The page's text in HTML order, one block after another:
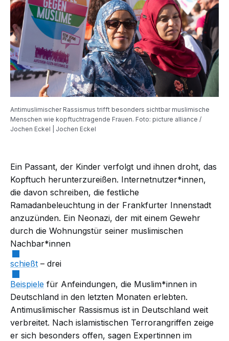
Antimuslimischer Rassismus trifft besonders sichtbar muslimische
Menschen wie kopftuchtragende Frauen. Foto: picture alliance /
Jochen Eckel | Jochen Eckel
Ein Passant, der Kinder verfolgt und ihnen droht, das
Kopftuch herunterzureißen. Internetnutzer*innen,
die davon schreiben, die festliche
Ramadanbeleuchtung in der Frankfurter Innenstadt
anzuzünden. Ein Neonazi, der mit einem Gewehr
durch die Wohnungstür seiner muslimischen
Nachbar*innen
schießt – drei
Beispiele für Anfeindungen, die Muslim*innen in
Deutschland in den letzten Monaten erlebten.
Antimuslimischer Rassismus ist in Deutschland weit
verbreitet. Nach islamistischen Terrorangriffen zeige
er sich besonders offen, sagen Expertinnen im